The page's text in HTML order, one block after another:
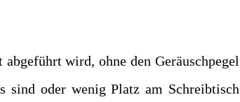
wird, ohne den Geräuschpegel
sind oder wenig Platz am Schreibtisch